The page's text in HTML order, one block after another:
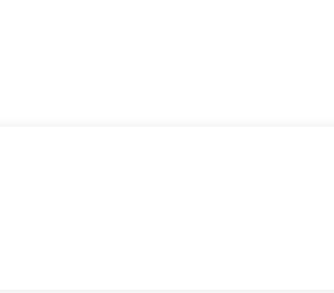
sans complications.
du marché.